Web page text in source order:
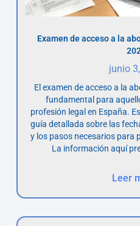
Examen de acceso a la
junio
El examen de acceso a la
fundamental para
profesión legal en España.
guía detallada sobre las
y los pasos necesarios para
La información aquí
Leer